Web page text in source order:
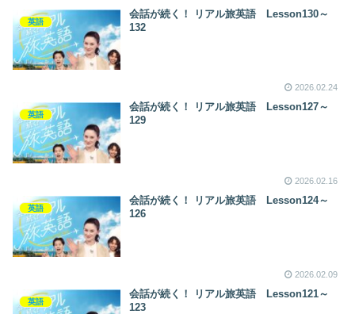
英語
会話が続く！ リアル旅英語 Lesson130～
132
2026.02.24
英語
会話が続く！ リアル旅英語 Lesson127～
129
2026.02.16
英語
会話が続く！ リアル旅英語 Lesson124～
126
2026.02.09
英語
会話が続く！ リアル旅英語 Lesson121～
123